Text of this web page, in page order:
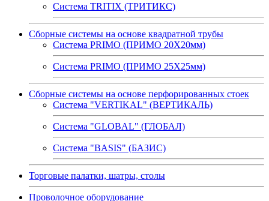
Система TRITIX (ТРИТИКС)
Сборные системы на основе квадратной трубы
Система PRIMO (ПРИМО 20Х20мм)
Система PRIMO (ПРИМО 25Х25мм)
Сборные системы на основе перфорированных стоек
Система "VERTIKAL" (ВЕРТИКАЛЬ)
Система "GLOBAL" (ГЛОБАЛ)
Система "BASIS" (БАЗИС)
Торговые палатки, шатры, столы
Проволочное оборудование